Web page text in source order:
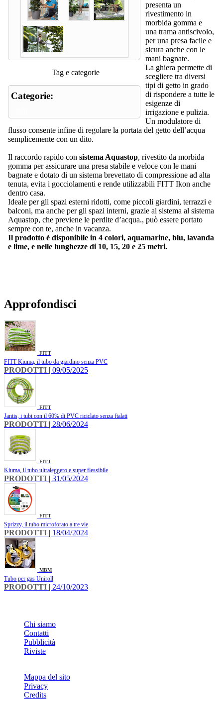
Tag e categorie
Categorie:
presenta un
rivestimento in
morbida gomma e
una trama antiscivolo,
per una presa facile e
sicura anche con le
mani bagnate.
La ghiera permette di
scegliere tra diversi
tipi di getto in grado
di rispondere a tutte le
esigenze di
irrigazione e pulizia.
Un modulatore di
flusso consente infine di regolare la portata del getto dell’acqua
semplicemente con un dito.
Il raccordo rapido con sistema Aquastop, rivestito da morbida
gomma per assicurare una presa stabile e veloce con le mani
bagnate e dotato di un sistema brevettato di compressione ad alta
tenuta, evita i gocciolamenti e rende utilizzabili FITT Ikon anche
dentro casa.
Ideale per gli spazi esterni ridotti, come piccoli giardini, terrazzi e
balconi, ma anche per gli spazi interni, grazie al sistema al sistema
Aquastop, che previene le perdite d’acqua., può essere portato
sempre con te, anche in vacanza.
Il prodotto è disponibile in 4 colori, aquamarine, blu, lavanda
e lime, e nelle lunghezze di 10, 15, 20 e 25 metri.
Approfondisci
FITT
​FITT Kiuma, il tubo da giardino senza PVC
PRODOTTI | 09/05/2025
FITT
Jantis, i tubi con il 60% di PVC riciclato senza ftalati
PRODOTTI | 28/06/2024
FITT
Kiuma, il tubo ultraleggero e super flessibile
PRODOTTI | 31/05/2024
FITT
Sprizzy, il tubo microforato a tre vie
PRODOTTI | 18/04/2024
MBM
Tubo per gas Uniroll
PRODOTTI | 24/10/2023
Chi siamo
Contatti
Pubblicità
Riviste
Mappa del sito
Privacy
Credits